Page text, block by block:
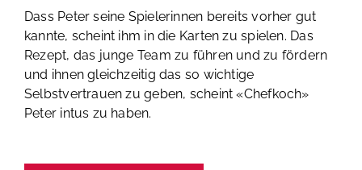
Dass Peter seine Spielerinnen bereits vorher gut
kannte, scheint ihm in die Karten zu spielen. Das
Rezept, das junge Team zu führen und zu fördern
und ihnen gleichzeitig das so wichtige
Selbstvertrauen zu geben, scheint «Chefkoch»
Peter intus zu haben.